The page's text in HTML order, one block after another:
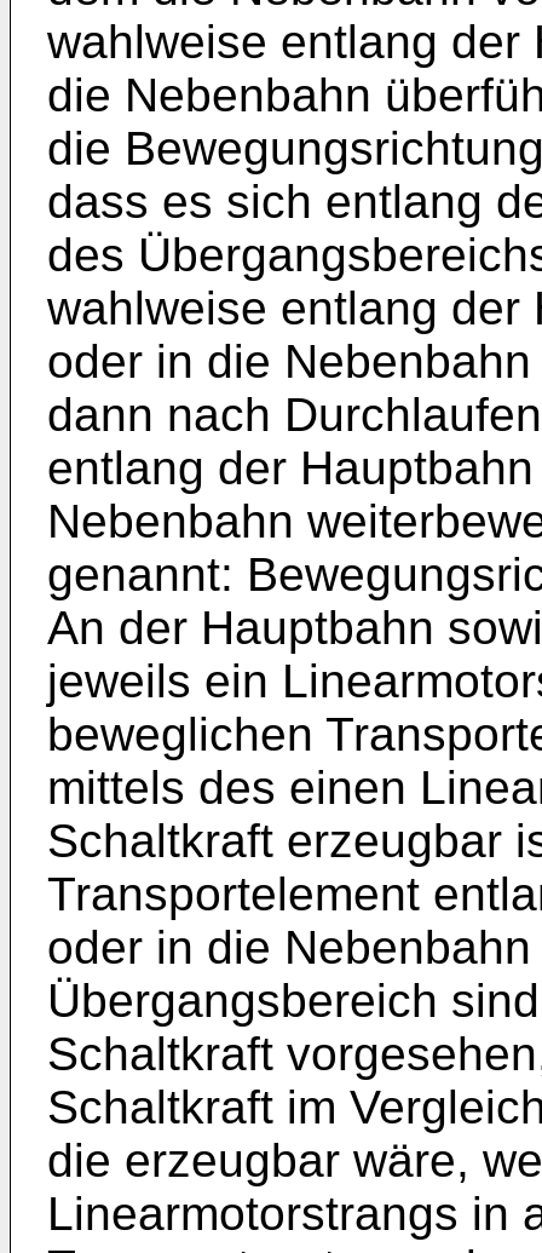
wahlweise entlang der
die Nebenbahn
die
dass es sich entlang
des
wahlweise entlang der
oder in die
dann nach
entlang der
Nebenbahn
genannt:
An der Hauptbahn
jeweils ein
beweglichen
mittels des einen
Schaltkraft erzeugbar
Transportelement
oder in die
Übergangsbereich
Schaltkraft
Schaltkraft im
die erzeugbar wäre,
Linearmotorstrangs in